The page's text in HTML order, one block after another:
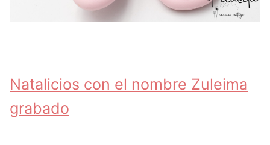
Natalicios con el nombre Zuleima
grabado